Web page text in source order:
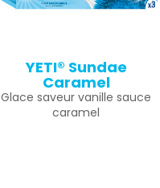
YETI® Sundae
Caramel
Glace saveur vanille sauce
caramel